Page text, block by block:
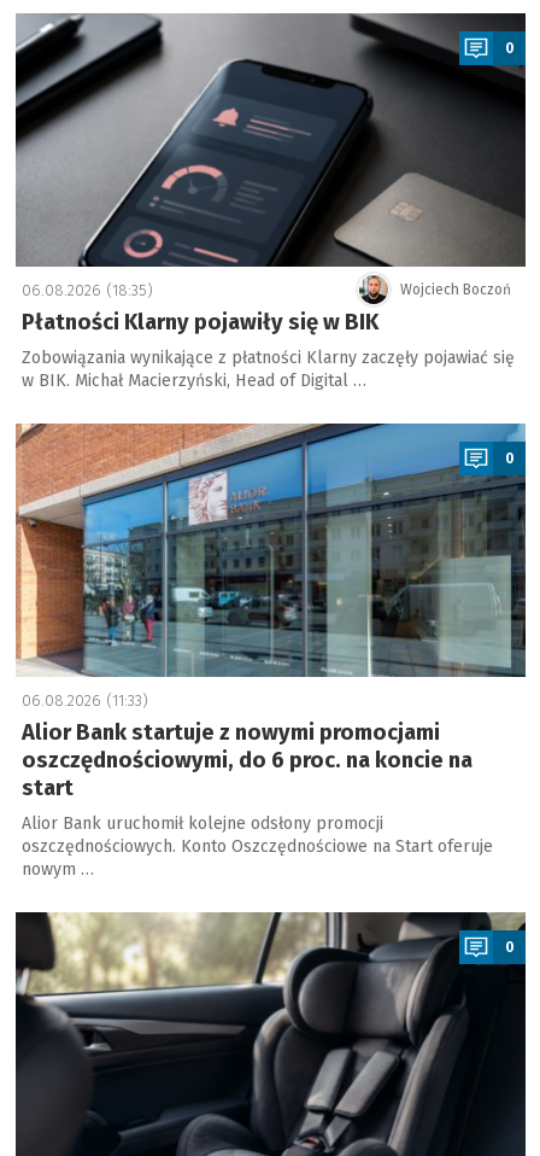
a
0
Wojciech Boczoń
06.08.2026 (18:35)
Płatności Klarny pojawiły się w BIK
Zobowiązania wynikające z płatności Klarny zaczęły pojawiać się
w BIK. Michał Macierzyński, Head of Digital …
a
0
06.08.2026 (11:33)
Alior Bank startuje z nowymi promocjami
oszczędnościowymi, do 6 proc. na koncie na
start
Alior Bank uruchomił kolejne odsłony promocji
oszczędnościowych. Konto Oszczędnościowe na Start oferuje
nowym …
a
0